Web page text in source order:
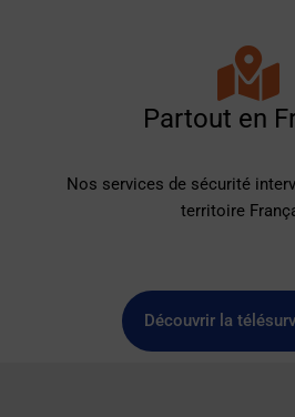
Partout en
Nos services de sécurité
territoire
Découvrir la